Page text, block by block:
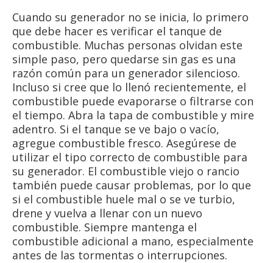
Cuando su generador no se inicia, lo primero
que debe hacer es verificar el tanque de
combustible. Muchas personas olvidan este
simple paso, pero quedarse sin gas es una
razón común para un generador silencioso.
Incluso si cree que lo llenó recientemente, el
combustible puede evaporarse o filtrarse con
el tiempo. Abra la tapa de combustible y mire
adentro. Si el tanque se ve bajo o vacío,
agregue combustible fresco. Asegúrese de
utilizar el tipo correcto de combustible para
su generador. El combustible viejo o rancio
también puede causar problemas, por lo que
si el combustible huele mal o se ve turbio,
drene y vuelva a llenar con un nuevo
combustible. Siempre mantenga el
combustible adicional a mano, especialmente
antes de las tormentas o interrupciones.